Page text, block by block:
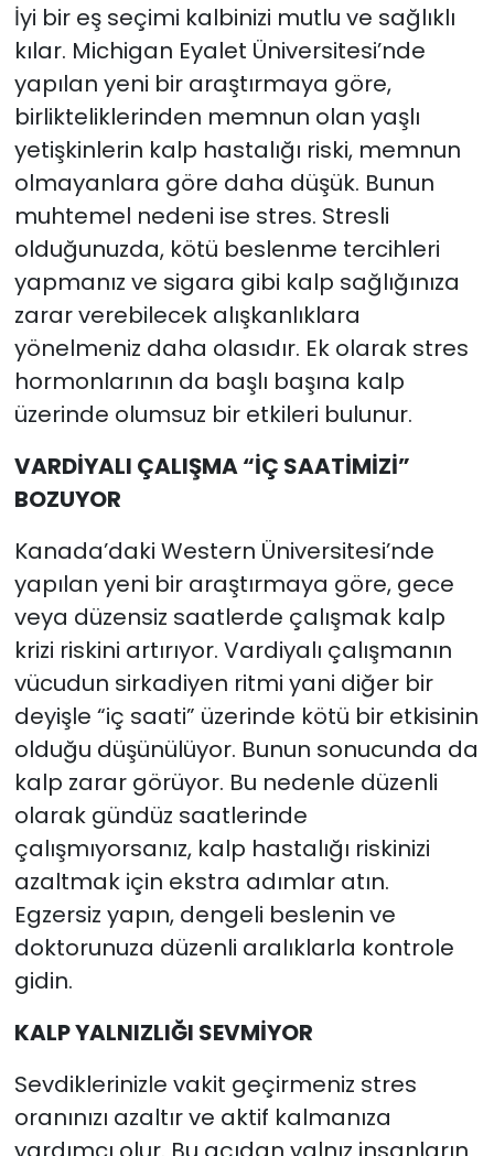
İyi bir eş seçimi kalbinizi mutlu ve sağlıklı
kılar. Michigan Eyalet Üniversitesi’nde
yapılan yeni bir araştırmaya göre,
birlikteliklerinden memnun olan yaşlı
yetişkinlerin kalp hastalığı riski, memnun
olmayanlara göre daha düşük. Bunun
muhtemel nedeni ise stres. Stresli
olduğunuzda, kötü beslenme tercihleri
yapmanız ve sigara gibi kalp sağlığınıza
zarar verebilecek alışkanlıklara
yönelmeniz daha olasıdır. Ek olarak stres
hormonlarının da başlı başına kalp
üzerinde olumsuz bir etkileri bulunur.
VARDİYALI ÇALIŞMA “İÇ SAATİMİZİ”
BOZUYOR
Kanada’daki Western Üniversitesi’nde
yapılan yeni bir araştırmaya göre, gece
veya düzensiz saatlerde çalışmak kalp
krizi riskini artırıyor. Vardiyalı çalışmanın
vücudun sirkadiyen ritmi yani diğer bir
deyişle “iç saati” üzerinde kötü bir etkisinin
olduğu düşünülüyor. Bunun sonucunda da
kalp zarar görüyor. Bu nedenle düzenli
olarak gündüz saatlerinde
çalışmıyorsanız, kalp hastalığı riskinizi
azaltmak için ekstra adımlar atın.
Egzersiz yapın, dengeli beslenin ve
doktorunuza düzenli aralıklarla kontrole
gidin.
KALP YALNIZLIĞI SEVMİYOR
Sevdiklerinizle vakit geçirmeniz stres
oranınızı azaltır ve aktif kalmanıza